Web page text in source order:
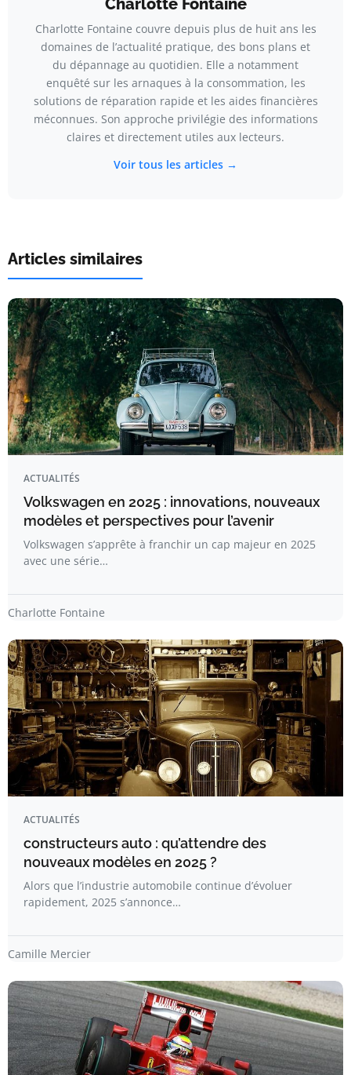
Charlotte Fontaine
Charlotte Fontaine couvre depuis plus de huit ans les
domaines de l’actualité pratique, des bons plans et
du dépannage au quotidien. Elle a notamment
enquêté sur les arnaques à la consommation, les
solutions de réparation rapide et les aides financières
méconnues. Son approche privilégie des informations
claires et directement utiles aux lecteurs.
Voir tous les articles →
Articles similaires
ACTUALITÉS
Volkswagen en 2025 : innovations, nouveaux
modèles et perspectives pour l’avenir
Volkswagen s’apprête à franchir un cap majeur en 2025
avec une série…
Charlotte Fontaine
ACTUALITÉS
constructeurs auto : qu’attendre des
nouveaux modèles en 2025 ?
Alors que l’industrie automobile continue d’évoluer
rapidement, 2025 s’annonce…
Camille Mercier